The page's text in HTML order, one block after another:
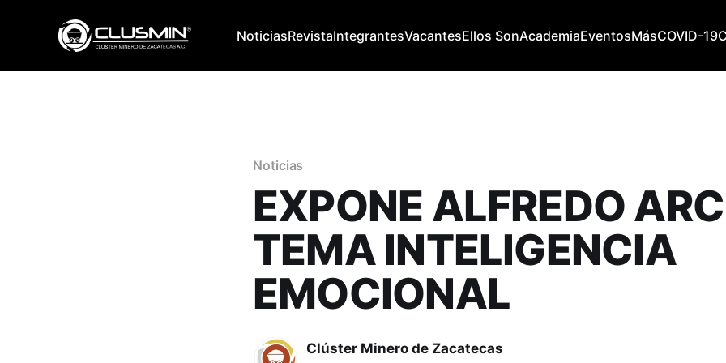
NoticiasRevistaIntegrantesVacantesEllos SonAcademiaEventosMásCOVID-19
Noticias
EXPONE ALFREDO
TEMA INTELIGENCIA
EMOCIONAL
Clúster Minero de Zacatecas